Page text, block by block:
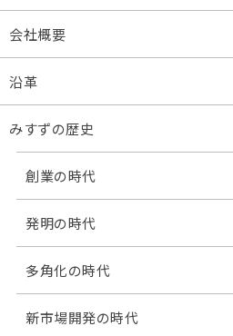
会社概要
沿革
みすずの歴史
創業の時代
発明の時代
多角化の時代
新市場開発の時代